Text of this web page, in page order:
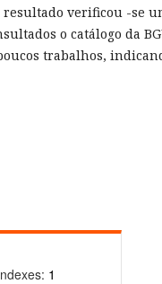
resultado verificou -se
o catálogo da
trabalhos,
1